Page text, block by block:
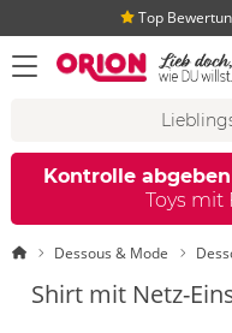
Top
Menü öffnen
Kontrolle
Toys
StartseiteDessous & Mode
Shirt mit Netz-